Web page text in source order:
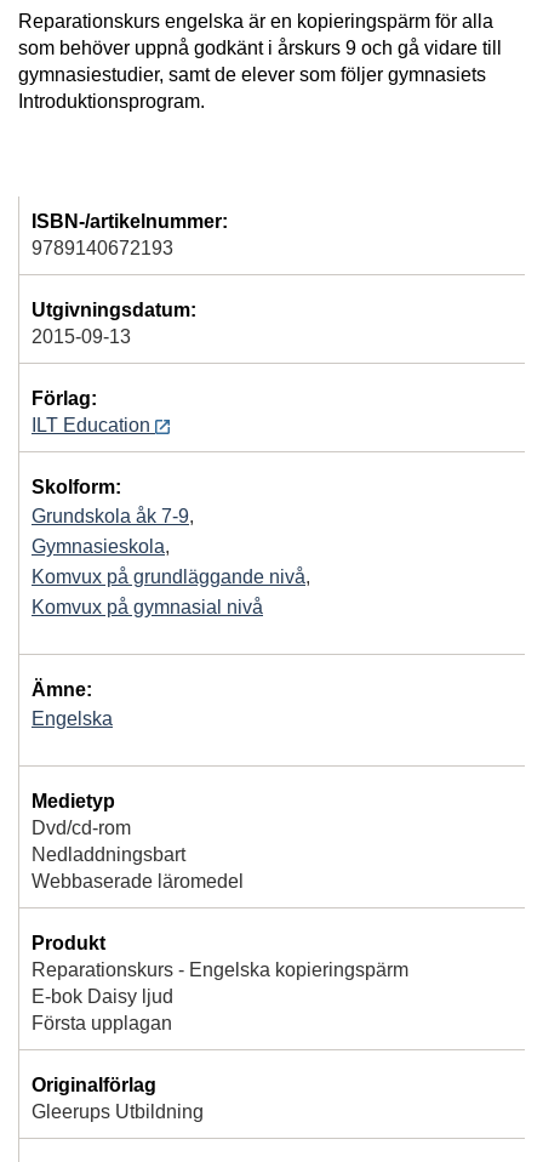
Reparationskurs engelska är en kopieringspärm för alla
som behöver uppnå godkänt i årskurs 9 och gå vidare till
gymnasiestudier, samt de elever som följer gymnasiets
Introduktionsprogram.
ISBN-/artikelnummer:
9789140672193
Utgivningsdatum:
2015-09-13
Förlag:
ILT Education
Skolform:
Grundskola åk 7-9,
Gymnasieskola,
Komvux på grundläggande nivå,
Komvux på gymnasial nivå
Ämne:
Engelska
Medietyp
Dvd/cd-rom
Nedladdningsbart
Webbaserade läromedel
Produkt
Reparationskurs - Engelska kopieringspärm
E-bok Daisy ljud
Första upplagan
Originalförlag
Gleerups Utbildning